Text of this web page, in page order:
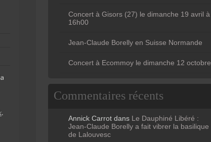
.
Concert à Gisors (27) le dimanche 19 avril à
16h00
Jean-Claude Borelly en Suisse Normande
Concert à Ecommoy le dimanche 12 octobre
Commentaires récents
Annick Carrot dans Le Dauphiné Libéré :
Jean-Claude Borelly a fait vibrer la basilique
de Lalouvesc